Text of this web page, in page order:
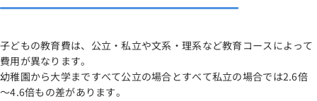
子どもの教育費は、公立・私立や文系・理系など教育コースによって
費用が異なります。
幼稚園から大学まですべて公立の場合とすべて私立の場合では2.6倍
～4.6倍もの差があります。